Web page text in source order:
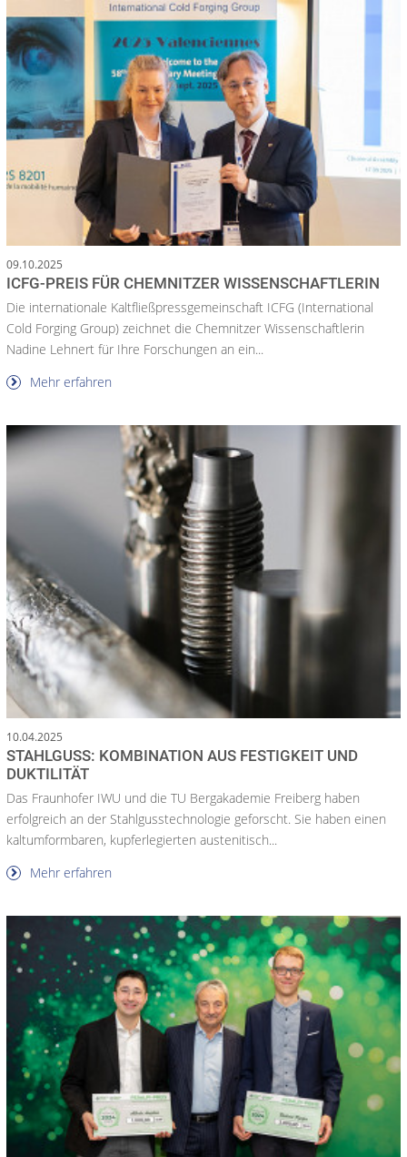
09.10.2025
ICFG-PREIS FÜR CHEMNITZER WISSENSCHAFTLERIN
Die internationale Kaltfließpressgemeinschaft ICFG (International
Cold Forging Group) zeichnet die Chemnitzer Wissenschaftlerin
Nadine Lehnert für Ihre Forschungen an ein...
Mehr erfahren
10.04.2025
STAHLGUSS: KOMBINATION AUS FESTIGKEIT UND
DUKTILITÄT
Das Fraunhofer IWU und die TU Bergakademie Freiberg haben
erfolgreich an der Stahlgusstechnologie geforscht. Sie haben einen
kaltumformbaren, kupferlegierten austenitisch...
Mehr erfahren